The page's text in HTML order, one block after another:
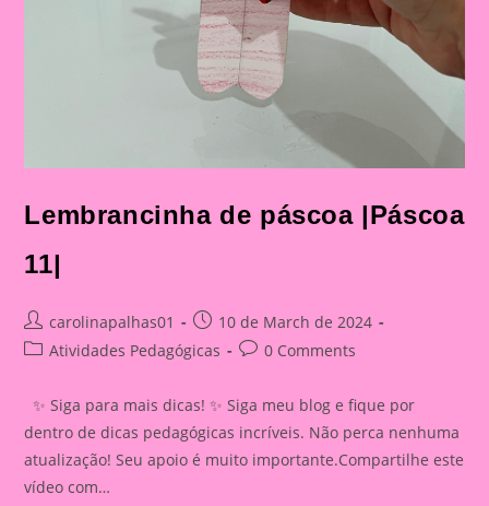
Lembrancinha de páscoa |Páscoa
11|
Post
author:
carolinapalhas01
Post
published:
10 de March de 2024
PostAtividades Pedagógicas
Post0 Comments
✨ Siga para mais dicas! ✨ Siga meu blog e fique por
dentro de dicas pedagógicas incríveis. Não perca nenhuma
atualização! Seu apoio é muito importante.Compartilhe este
vídeo com…